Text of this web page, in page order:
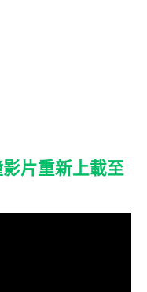
片重新上載至